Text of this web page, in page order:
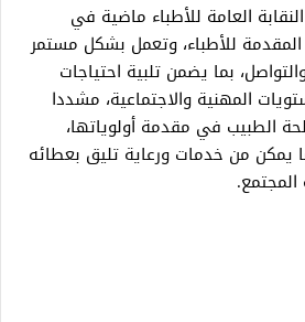
العامة للأطباء ماضية في
للأطباء، وتعمل بشكل مستمر
بما يضمن تلبية احتياجات
المهنية والاجتماعية، مشددا
الطبيب في مقدمة أولوياتها،
من خدمات ورعاية تليق بعطائه